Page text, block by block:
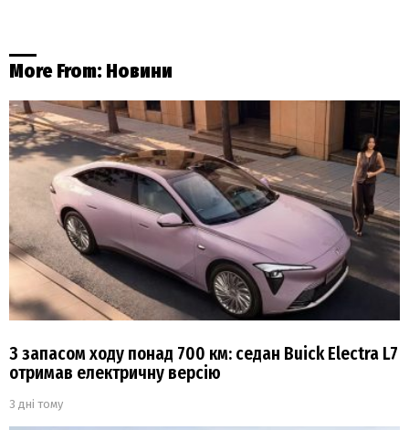
More From: Новини
З запасом ходу понад 700 км: седан Buick Electra L7
отримав електричну версію
3 дні тому